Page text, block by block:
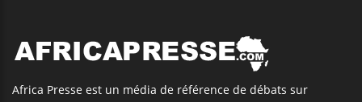
Africa Presse est un média de référence de débats sur